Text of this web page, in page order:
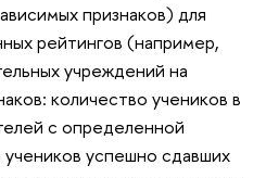
признаков) для
рейтингов (например,
учреждений на
количество учеников в
с определенной
успешно сдавших